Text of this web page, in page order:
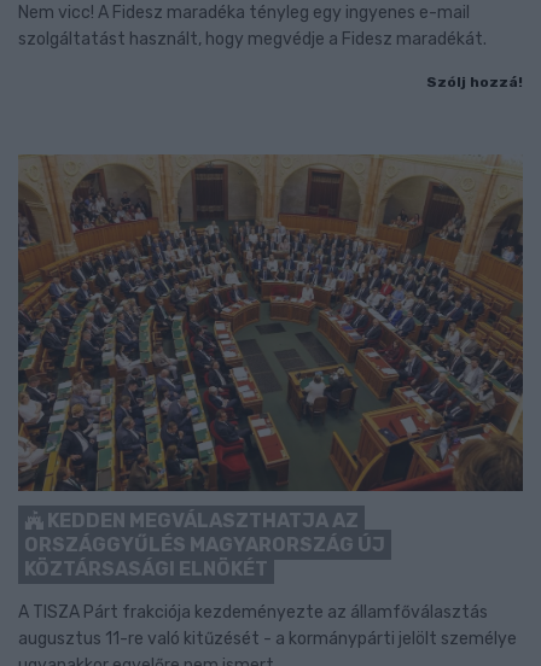
Nem vicc! A Fidesz maradéka tényleg egy ingyenes e-mail
szolgáltatást használt, hogy megvédje a Fidesz maradékát.
Szólj hozzá!
KEDDEN MEGVÁLASZTHATJA AZ
ORSZÁGGYŰLÉS MAGYARORSZÁG ÚJ
KÖZTÁRSASÁGI ELNÖKÉT
A TISZA Párt frakciója kezdeményezte az államfőválasztás
augusztus 11-re való kitűzését - a kormánypárti jelölt személye